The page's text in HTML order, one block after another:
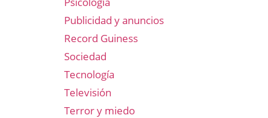
Publicidad y anuncios
Record Guiness
Sociedad
Tecnología
Televisión
Terror y miedo